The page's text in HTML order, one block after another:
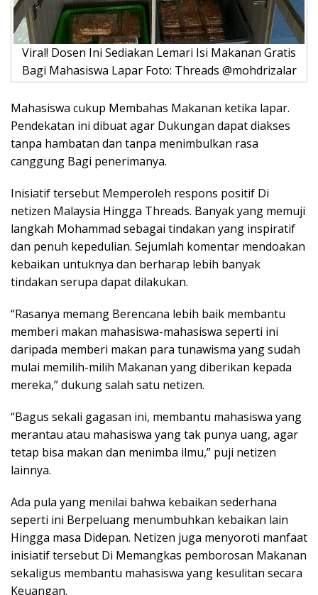
Viral! Dosen Ini Sediakan Lemari Isi Makanan Gratis
Bagi Mahasiswa Lapar Foto: Threads @mohdrizalar
Mahasiswa cukup Membahas Makanan ketika lapar.
Pendekatan ini dibuat agar Dukungan dapat diakses
tanpa hambatan dan tanpa menimbulkan rasa
canggung Bagi penerimanya.
Inisiatif tersebut Memperoleh respons positif Di
netizen Malaysia Hingga Threads. Banyak yang memuji
langkah Mohammad sebagai tindakan yang inspiratif
dan penuh kepedulian. Sejumlah komentar mendoakan
kebaikan untuknya dan berharap lebih banyak
tindakan serupa dapat dilakukan.
“Rasanya memang Berencana lebih baik membantu
memberi makan mahasiswa-mahasiswa seperti ini
daripada memberi makan para tunawisma yang sudah
mulai memilih-milih Makanan yang diberikan kepada
mereka,” dukung salah satu netizen.
“Bagus sekali gagasan ini, membantu mahasiswa yang
merantau atau mahasiswa yang tak punya uang, agar
tetap bisa makan dan menimba ilmu,” puji netizen
lainnya.
Ada pula yang menilai bahwa kebaikan sederhana
seperti ini Berpeluang menumbuhkan kebaikan lain
Hingga masa Didepan. Netizen juga menyoroti manfaat
inisiatif tersebut Di Memangkas pemborosan Makanan
sekaligus membantu mahasiswa yang kesulitan secara
Keuangan.